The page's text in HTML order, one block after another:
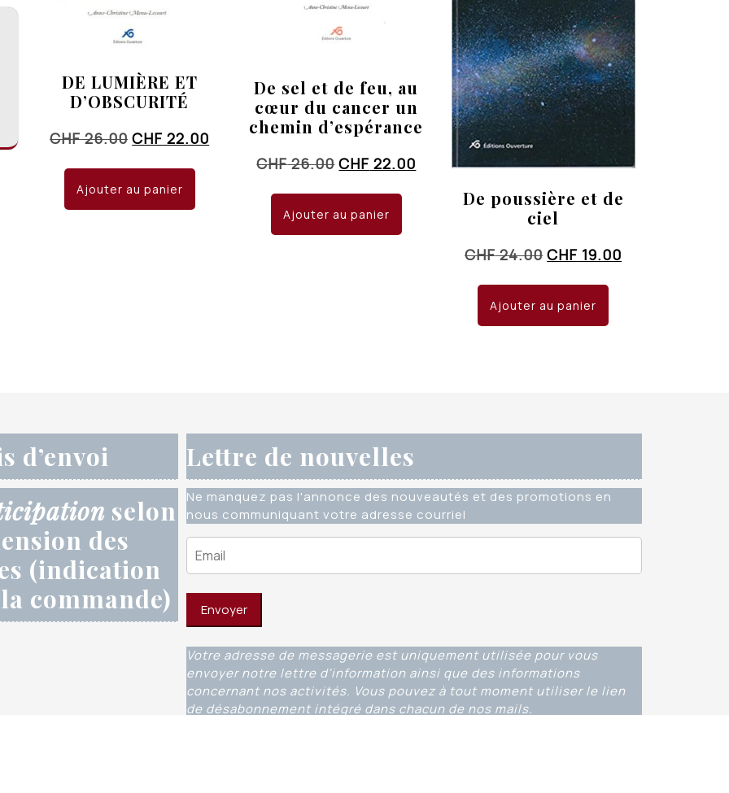
DE LUMIÈRE ET
D’OBSCURITÉ
CHF26.00 Le
initial
CHF 22.00
CHF 22.00.
Ajouter au panier
De sel et de feu, au
cœur du cancer un
chemin d’espérance
CHF26.00Le
initial
CHF 22.00
actuel
CHF 22.00.
Ajouter au panier
De poussière et de
ciel
CHF24.00 Le
initial
CHF 19.00
Ajouter au panier
d’envoi
selon
des
(indication
commande)
Lettre de nouvelles
Ne manquez pas l'annonce des nouveautés et des promotions en
nous communiquant votre adresse courriel
Votre adresse de messagerie est uniquement utilisée pour vous
envoyer notre lettre d'information ainsi que des informations
concernant nos activités. Vous pouvez à tout moment utiliser le lien
de désabonnement intégré dans chacun de nos mails.